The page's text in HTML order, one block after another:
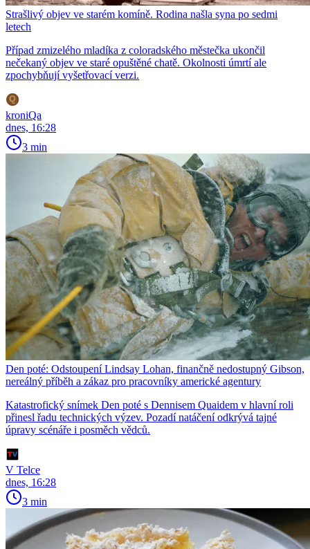
Strašlivý objev ve starém komíně. Rodina našla syna po sedmi
letech
Případ zmizelého mladíka z coloradského městečka ukončil
nečekaný objev ve staré opuštěné chatě. Okolnosti úmrtí ale
zpochybňují vyšetřovací verzi.
kroniQa
dnes, 16:28
3 min
Den poté: Odstoupení Lindsay Lohan, finančně nedostupný Gibson,
nereálný příběh a zákaz pro pracovníky americké agentury
Katastrofický snímek Den poté s Dennisem Quaidem v hlavní roli
přinesl řadu technických výzev. Pozadí natáčení odkrývá tajné
úpravy scénáře i posměch vědců.
V Telce
dnes, 16:28
3 min